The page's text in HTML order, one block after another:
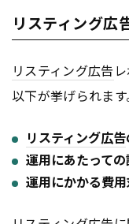
リスティング広
リスティング広告
以下が挙げられます
リスティング広告
運用にあたって
運用にかかる費